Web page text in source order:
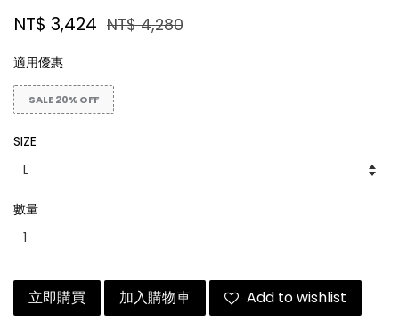
NT$ 3,424 NT$ 4,280
適用優惠
SALE 20% OFF
SIZE
數量
立即購買 加入購物車 Add to wishlist